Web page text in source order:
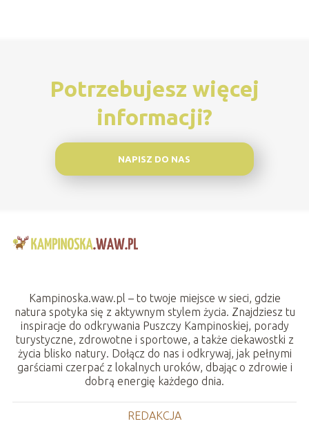
Potrzebujesz więcej
informacji?
NAPISZ DO NAS
Kampinoska.waw.pl – to twoje miejsce w sieci, gdzie
natura spotyka się z aktywnym stylem życia. Znajdziesz tu
inspiracje do odkrywania Puszczy Kampinoskiej, porady
turystyczne, zdrowotne i sportowe, a także ciekawostki z
życia blisko natury. Dołącz do nas i odkrywaj, jak pełnymi
garściami czerpać z lokalnych uroków, dbając o zdrowie i
dobrą energię każdego dnia.
REDAKCJA